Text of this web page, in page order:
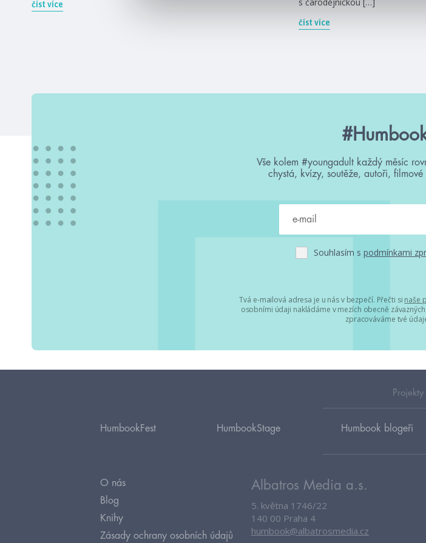
číst více
číst více
Vše kolem #youngadult každý měsíc
chystá, kvízy, soutěže, autoři,
Souhlasím s podmínkami
Tvá e-mailová adresa je u nás v bezpečí. Přečti si naše
osobními údaji nakládáme v mezích obecně
zpracováváme tvé
Projekty
HumbookFest HumbookStage Humbook blogeři
O nás
Blog
Knihy
Zásady ochrany osobních údajů
Albatros Media a.s.
5. května 1746/22
140 00 Praha 4
humbook@albatrosmedia.cz